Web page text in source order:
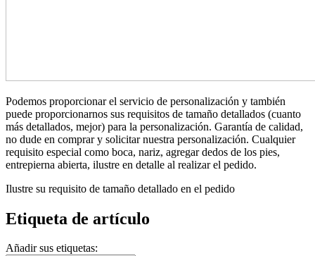
Podemos proporcionar el servicio de personalización y también
puede proporcionarnos sus requisitos de tamaño detallados (cuanto
más detallados, mejor) para la personalización. Garantía de calidad,
no dude en comprar y solicitar nuestra personalización. Cualquier
requisito especial como boca, nariz, agregar dedos de los pies,
entrepierna abierta, ilustre en detalle al realizar el pedido.
Ilustre su requisito de tamaño detallado en el pedido
Etiqueta de artículo
Añadir sus etiquetas: